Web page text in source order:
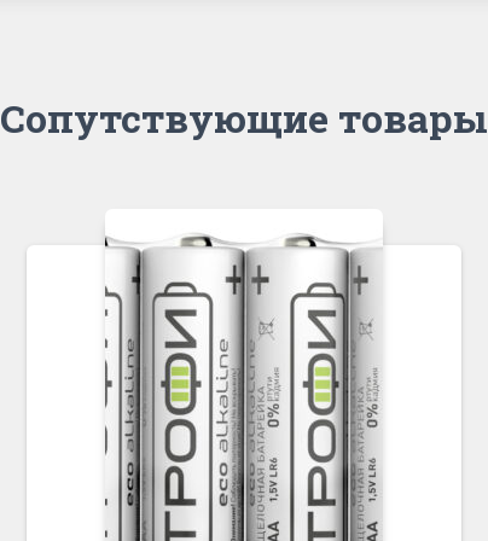
Сопутствующие товары